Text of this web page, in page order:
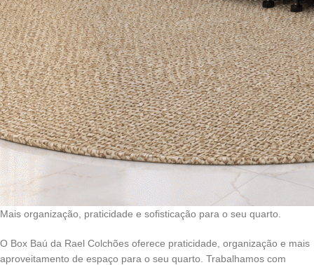
Mais organização, praticidade e sofisticação para o seu quarto.
O Box Baú da Rael Colchões oferece praticidade, organização e mais
aproveitamento de espaço para o seu quarto. Trabalhamos com